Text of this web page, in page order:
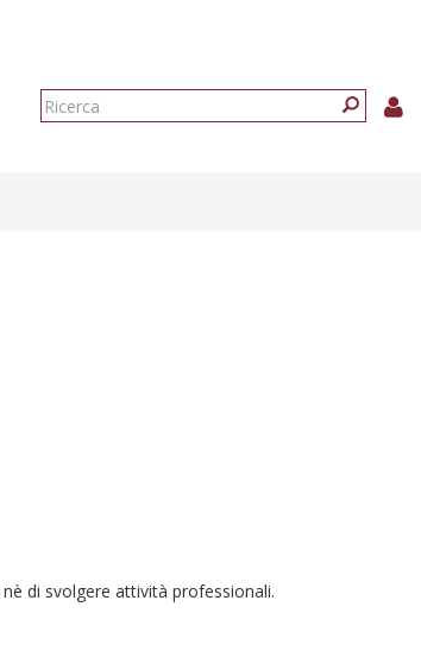
Form
di svolgere attività professionali.